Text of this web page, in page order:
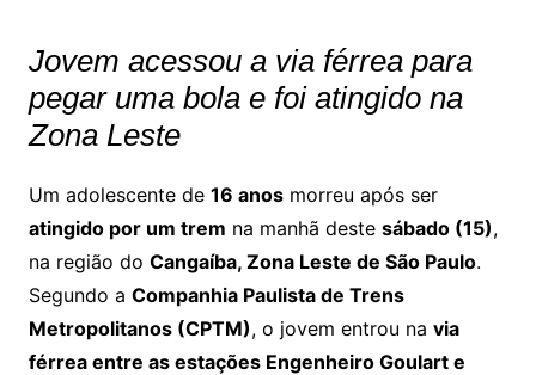
Jovem acessou a via férrea para
pegar uma bola e foi atingido na
Zona Leste
Um adolescente de 16 anosmorreu após ser
atingido por um trem na manhã deste sábado (15),
na região do Cangaíba, Zona Leste de São Paulo.
Segundo a Companhia Paulista de Trens
Metropolitanos (CPTM), o jovem entrou na via
férrea entre as estações Engenheiro Goulart e